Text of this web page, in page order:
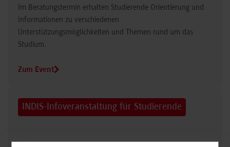
Im Beratungstermin erhalten Studierende Orientierung und
Informationen zu verschiedenen
Unterstützungsmöglichkeiten und Themen rund um das
Studium.
Zum Event
INDIS-Infoveranstaltung für Studierende